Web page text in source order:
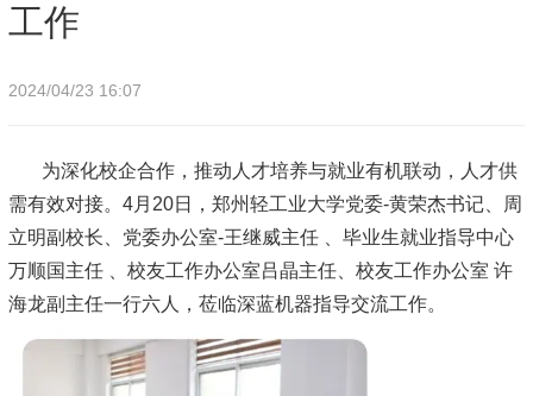
工作
2024/04/23 16:07
为深化校企合作，推动人才培养与就业有机联动，人才供
需有效对接。4月20日，郑州轻工业大学党委-黄荣杰书记、周
立明副校长、党委办公室-王继威主任 、毕业生就业指导中心
万顺国主任 、校友工作办公室吕晶主任、校友工作办公室 许
海龙副主任一行六人，莅临深蓝机器指导交流工作。